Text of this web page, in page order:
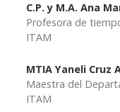
C.P. y M.A. Ana
Profesora de
ITAM
MTIA Yaneli Cruz
Maestra del
ITAM